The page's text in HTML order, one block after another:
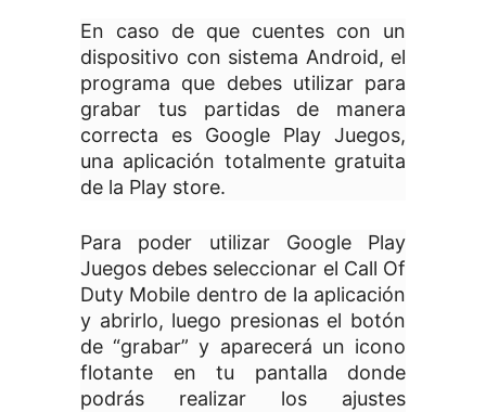
En caso de que cuentes con un
dispositivo con sistema Android, el
programa que debes utilizar para
grabar tus partidas de manera
correcta es Google Play Juegos,
una aplicación totalmente gratuita
de la Play store.
Para poder utilizar Google Play
Juegos debes seleccionar el Call Of
Duty Mobile dentro de la aplicación
y abrirlo, luego presionas el botón
de “grabar” y aparecerá un icono
flotante en tu pantalla donde
podrás realizar los ajustes